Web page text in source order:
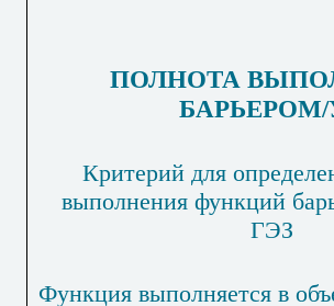
ПОЛНОТА
Критерий для
выполнения функций
ГЭЗ
Функция выполняется в